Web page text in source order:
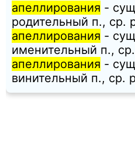
апеллирования -
родительный п., ср.
апеллирования -
именительный п.,
апеллирования -
винительный п., ср.